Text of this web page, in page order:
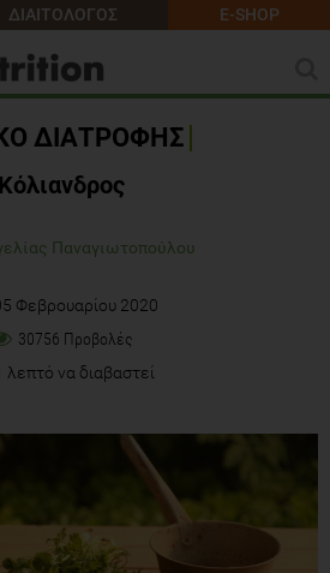
ΔΙΑΙΤΟΛΟΓΟΣ E-SHOP
ΔΙΑΤΡΟΦΗΣ
Κόλιανδρος
Παναγιωτοπούλου
Φεβρουαρίου 2020
30756 Προβολές
λεπτό να διαβαστεί